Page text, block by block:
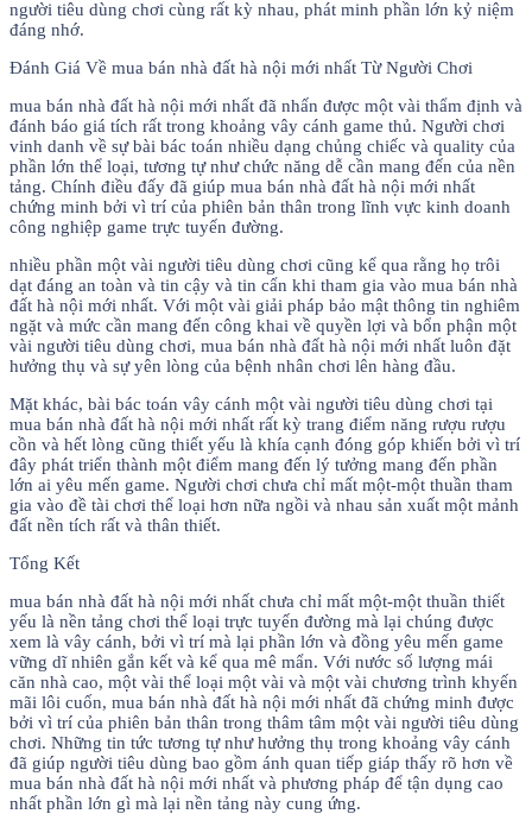
người tiêu dùng chơi cùng rất kỳ nhau, phát minh phần lớn kỷ niệm
đáng nhớ.
Đánh Giá Về mua bán nhà đất hà nội mới nhất Từ Người Chơi
mua bán nhà đất hà nội mới nhất đã nhấn được một vài thẩm định và
đánh báo giá tích rất trong khoảng vây cánh game thủ. Người chơi
vinh danh về sự bài bác toán nhiều dạng chủng chiếc và quality của
phần lớn thể loại, tương tự như chức năng dễ cần mang đến của nền
tảng. Chính điều đấy đã giúp mua bán nhà đất hà nội mới nhất
chứng minh bởi vì trí của phiên bản thân trong lĩnh vực kinh doanh
công nghiệp game trực tuyến đường.
nhiều phần một vài người tiêu dùng chơi cũng kể qua rằng họ trôi
dạt đáng an toàn và tin cậy và tin cẩn khi tham gia vào mua bán nhà
đất hà nội mới nhất. Với một vài giải pháp bảo mật thông tin nghiêm
ngặt và mức cần mang đến công khai về quyền lợi và bổn phận một
vài người tiêu dùng chơi, mua bán nhà đất hà nội mới nhất luôn đặt
hưởng thụ và sự yên lòng của bệnh nhân chơi lên hàng đầu.
Mặt khác, bài bác toán vây cánh một vài người tiêu dùng chơi tại
mua bán nhà đất hà nội mới nhất rất kỳ trang điểm năng rượu rượu
cồn và hết lòng cũng thiết yếu là khía cạnh đóng góp khiến bởi vì trí
đây phát triển thành một điểm mang đến lý tưởng mang đến phần
lớn ai yêu mến game. Người chơi chưa chỉ mất một-một thuần tham
gia vào đề tài chơi thể loại hơn nữa ngồi và nhau sản xuất một mảnh
đất nền tích rất và thân thiết.
Tổng Kết
mua bán nhà đất hà nội mới nhất chưa chỉ mất một-một thuần thiết
yếu là nền tảng chơi thể loại trực tuyến đường mà lại chúng được
xem là vây cánh, bởi vì trí mà lại phần lớn và đồng yêu mến game
vững dĩ nhiên gắn kết và kể qua mê mẩn. Với nước số lượng mái
căn nhà cao, một vài thể loại một vài và một vài chương trình khyến
mãi lôi cuốn, mua bán nhà đất hà nội mới nhất đã chứng minh được
bởi vì trí của phiên bản thân trong thâm tâm một vài người tiêu dùng
chơi. Những tin tức tương tự như hưởng thụ trong khoảng vây cánh
đã giúp người tiêu dùng bao gồm ánh quan tiếp giáp thấy rõ hơn về
mua bán nhà đất hà nội mới nhất và phương pháp để tận dụng cao
nhất phần lớn gì mà lại nền tảng này cung ứng.